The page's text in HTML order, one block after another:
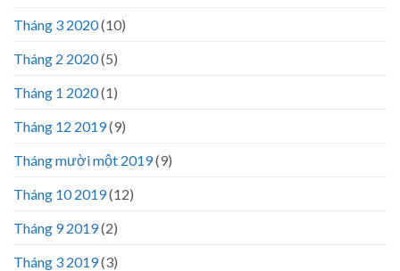
Tháng 3 2020(10)
Tháng 2 2020(5)
Tháng 1 2020(1)
Tháng 12 2019(9)
Tháng mười một 2019(9)
Tháng 10 2019(12)
Tháng 9 2019(2)
Tháng 3 2019(3)